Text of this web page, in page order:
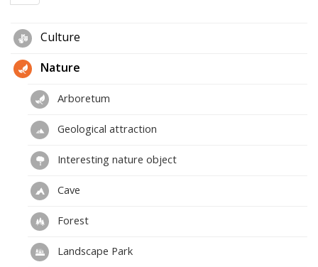
Culture
Nature
Arboretum
Geological attraction
Interesting nature object
Cave
Forest
Landscape Park